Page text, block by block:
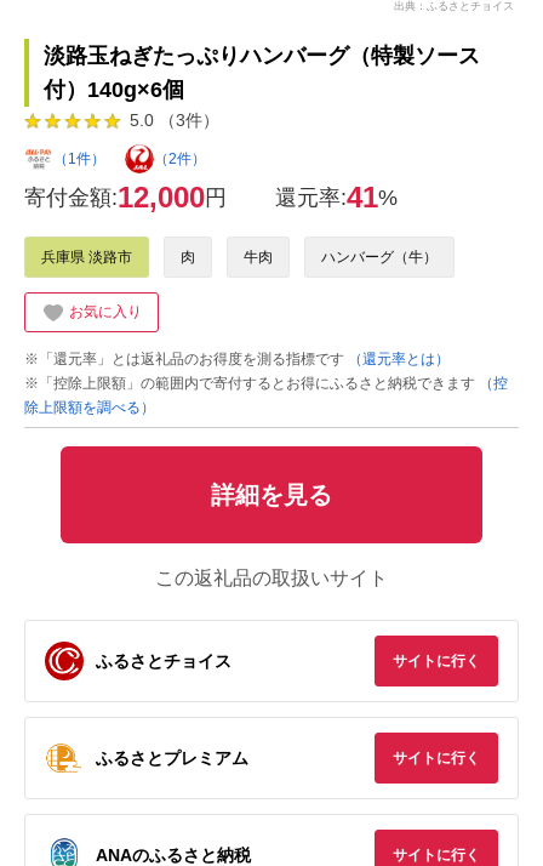
出典：ふるさとチョイス
淡路玉ねぎたっぷりハンバーグ（特製ソース
付）140g×6個
5.0 （3件）
（1件） （2件）
寄付金額:12,000円 還元率:41%
兵庫県 淡路市 肉 牛肉 ハンバーグ（牛）
お気に入り
※「還元率」とは返礼品のお得度を測る指標です
（還元率とは）
※「控除上限額」の範囲内で寄付するとお得にふるさと納税できます
（控
除上限額を調べる）
詳細を見る
この返礼品の取扱いサイト
ふるさとチョイス サイトに行く
ふるさとプレミアム サイトに行く
ANAのふるさと納税 サイトに行く